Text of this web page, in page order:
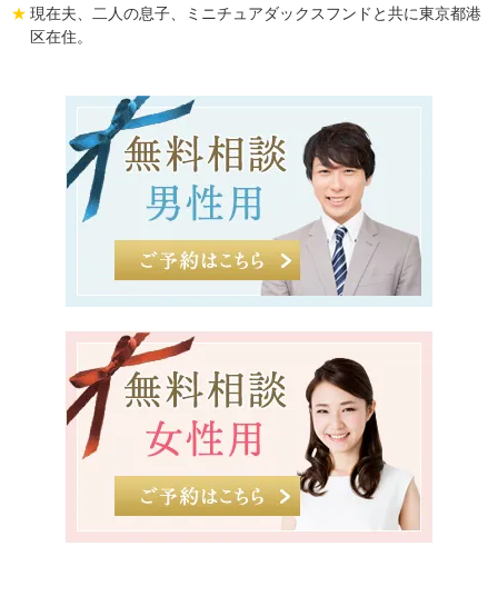
現在夫、二人の息子、ミニチュアダックスフンドと共に東京都港
区在住。